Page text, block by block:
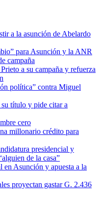
a la asunción de Abelardo
para Asunción y la ANR
campaña
a su campaña y refuerza
política” contra Miguel
su título y pide citar a
cero
millonario crédito para
presidencial y
de la casa”
Asunción y apuesta a la
proyectan gastar G. 2.436